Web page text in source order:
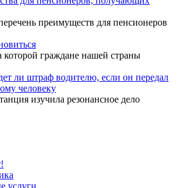
преимуществ для пенсионеров
которой граждане нашей страны
ли штраф водителю, если он передал
человеку
изучила резонансное дело
услуги